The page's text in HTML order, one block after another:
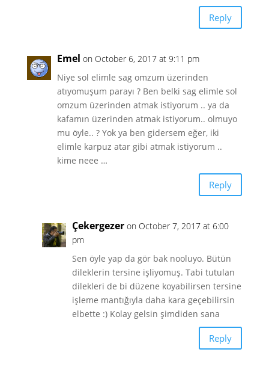
Reply
Emel on October 6, 2017 at 9:11 pm
Niye sol elimle sag omzum üzerinden
atıyomuşum parayı ? Ben belki sag elimle sol
omzum üzerinden atmak istiyorum .. ya da
kafamın üzerinden atmak istiyorum.. olmuyo
mu öyle.. ? Yok ya ben gidersem eğer, iki
elimle karpuz atar gibi atmak istiyorum ..
kime neee …
Reply
Çekergezer on October 7, 2017 at 6:00
pm
Sen öyle yap da gör bak nooluyo. Bütün
dileklerin tersine işliyomuş. Tabi tutulan
dilekleri de bi düzene koyabilirsen tersine
işleme mantığıyla daha kara geçebilirsin
elbette :) Kolay gelsin şimdiden sana
Reply